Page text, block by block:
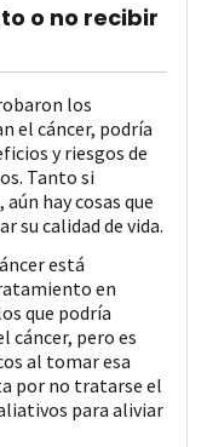
o no recibir
los
el cáncer, podría
y riesgos de
Tanto si
hay cosas que
su calidad de vida.
está
en
que podría
cáncer, pero es
al tomar esa
por no tratarse el
para aliviar